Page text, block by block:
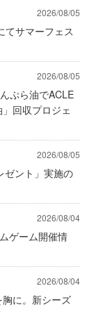
2026/08/05
てサマーフェス
2026/08/05
ぷら油でACLE
回収プロジェ
2026/08/05
ゼント」実施の
2026/08/04
ゲーム開催情
2026/08/04
に。新シーズ